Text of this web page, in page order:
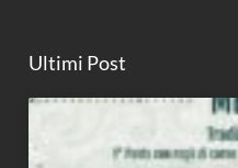
Ultimi Post